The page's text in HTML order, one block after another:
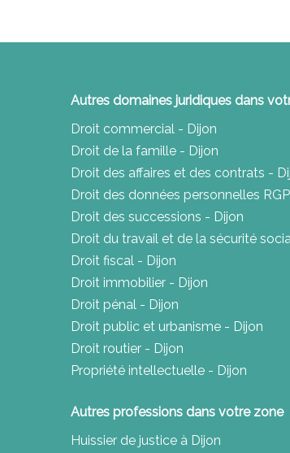
Autres domaines juridiques dans
Droit commercial - Dijon
Droit de la famille - Dijon
Droit des affaires et des contrats -
Droit des données personnelles
Droit des successions - Dijon
Droit du travail et de la sécurité
Droit fiscal - Dijon
Droit immobilier - Dijon
Droit pénal - Dijon
Droit public et urbanisme - Dijon
Droit routier - Dijon
Propriété intellectuelle - Dijon
Autres professions dans votre zone
Huissier de justice à Dijon